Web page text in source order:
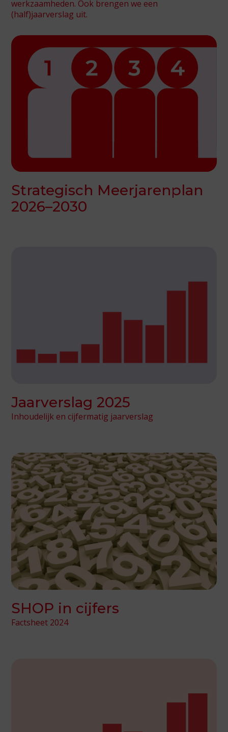
werkzaamheden. Ook brengen we een
(half)jaarverslag uit.
Strategisch Meerjarenplan
2026–2030
Jaarverslag 2025
Inhoudelijk en cijfermatig jaarverslag
SHOP in cijfers
Factsheet 2024